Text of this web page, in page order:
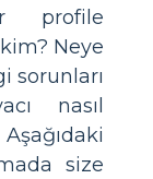
profile
Neye
sorunları
nasıl
size